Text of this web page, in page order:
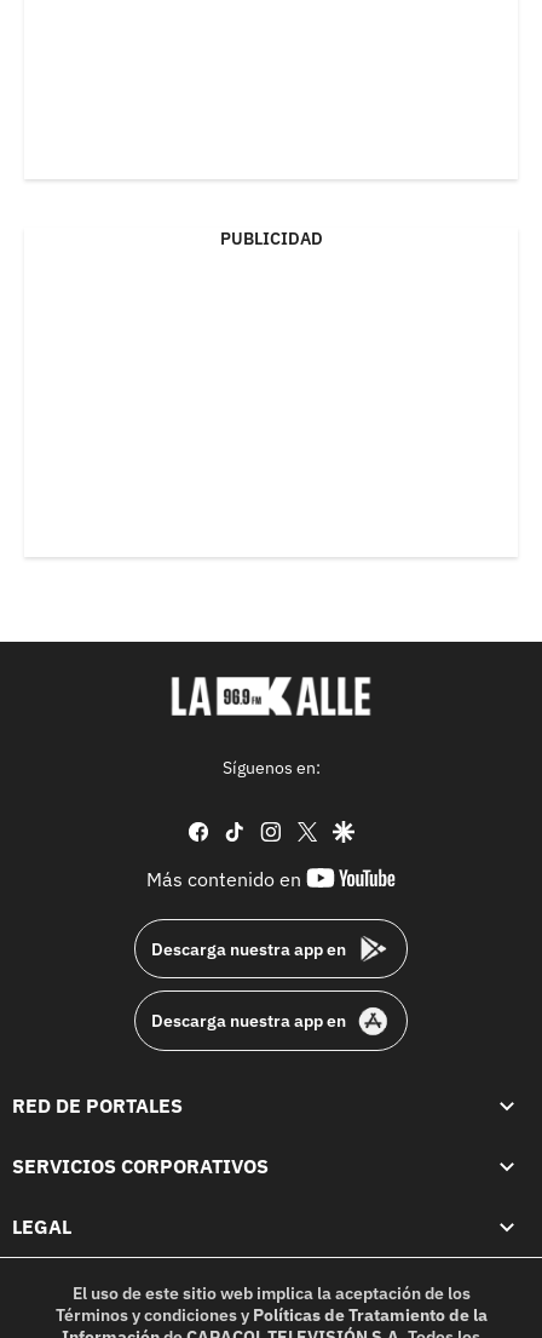
PUBLICIDAD
Síguenos en:
facebook
tiktok instagram
twittergoogle
Más contenido en
youtube-
Descarga nuestra app en
Descarga nuestra app en
RED DE PORTALES
SERVICIOS CORPORATIVOS
LEGAL
El uso de este sitio web implica la aceptación de los
Términos y condicionesy Políticas de Tratamiento de la